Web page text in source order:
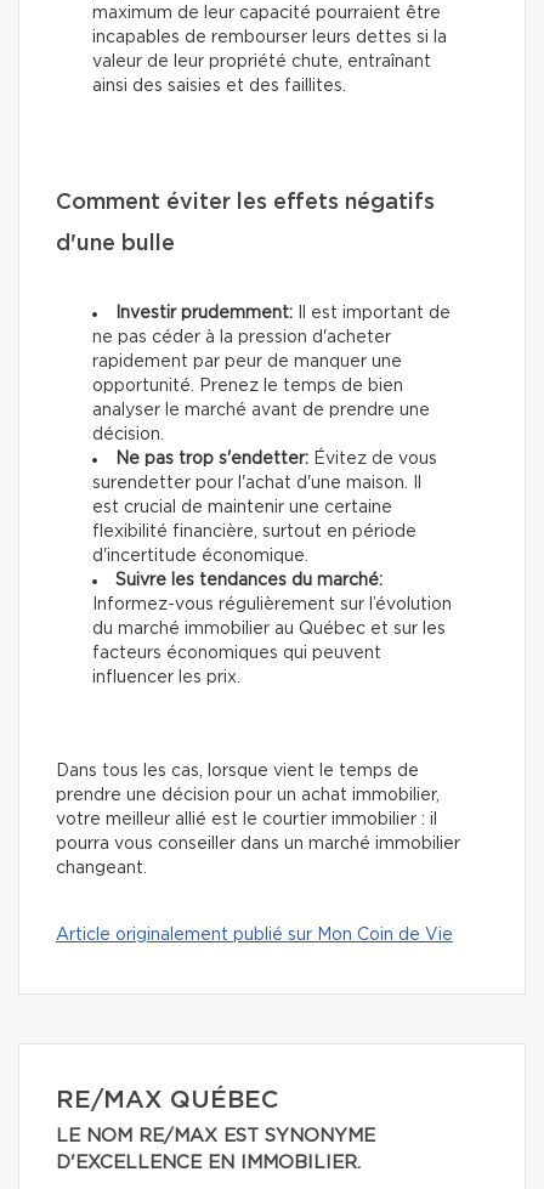
maximum de leur capacité pourraient être
incapables de rembourser leurs dettes si la
valeur de leur propriété chute, entraînant
ainsi des saisies et des faillites.
Comment éviter les effets négatifs
d'une bulle
Investir prudemment: Il est important de
ne pas céder à la pression d'acheter
rapidement par peur de manquer une
opportunité. Prenez le temps de bien
analyser le marché avant de prendre une
décision.
Ne pas trop s'endetter: Évitez de vous
surendetter pour l'achat d'une maison. Il
est crucial de maintenir une certaine
flexibilité financière, surtout en période
d'incertitude économique.
Suivre les tendances du marché:
Informez-vous régulièrement sur l’évolution
du marché immobilier au Québec et sur les
facteurs économiques qui peuvent
influencer les prix.
Dans tous les cas, lorsque vient le temps de
prendre une décision pour un achat immobilier,
votre meilleur allié est le courtier immobilier : il
pourra vous conseiller dans un marché immobilier
changeant.
Article originalement publié sur Mon Coin de Vie
RE/MAX QUÉBEC
LE NOM RE/MAX EST SYNONYME
D'EXCELLENCE EN IMMOBILIER.